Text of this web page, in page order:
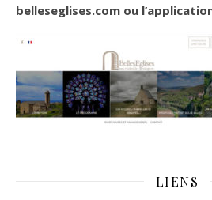
belleseglises.com ou
LIENS